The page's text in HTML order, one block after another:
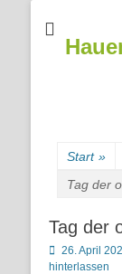
Start »
Tag der
Tag der
Posted
on
26. April
hinterlassen